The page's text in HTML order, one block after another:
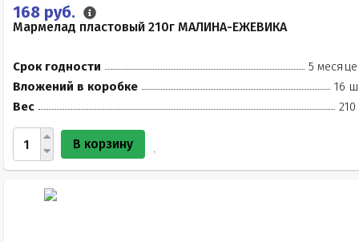
168 руб.
Мармелад пластовый 210г МАЛИНА-ЕЖЕВИКА
Срок годности
5
Вложений в коробке
16
Вес
210
В корзину